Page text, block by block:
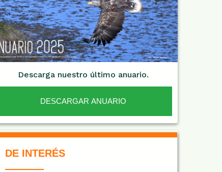
Descarga nuestro último anuario.
DESCARGAR ANUARIO
DE INTERÉS